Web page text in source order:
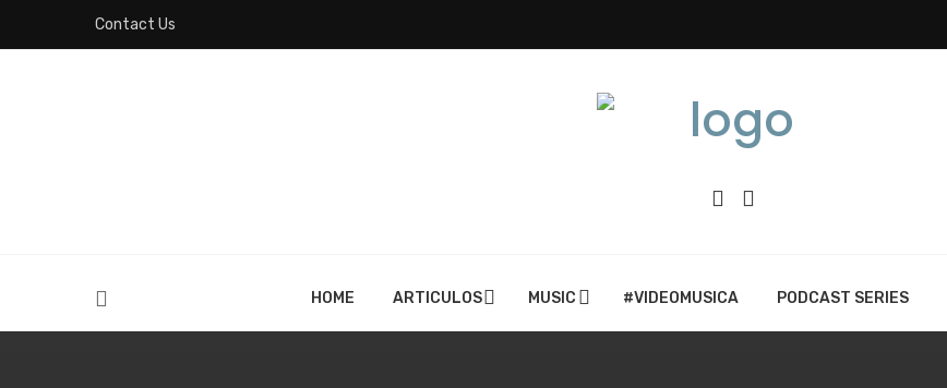
Contact Us
HOME ARTICULOS MUSIC #VIDEOMUSICA PODCAST SERIES